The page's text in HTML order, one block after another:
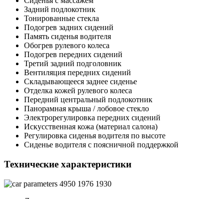
Задний подлокотник
Тонированные стекла
Подогрев задних сидений
Память сиденья водителя
Обогрев рулевого колеса
Подогрев передних сидений
Третий задний подголовник
Вентиляция передних сидений
Складывающееся заднее сиденье
Отделка кожей рулевого колеса
Передний центральный подлокотник
Панорамная крыша / лобовое стекло
Электрорегулировка передних сидений
Искусственная кожа (материал салона)
Регулировка сиденья водителя по высоте
Сиденье водителя с поясничной поддержкой
Технические характеристики
4950 1976 1930